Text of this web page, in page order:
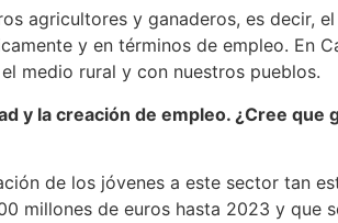
agricultores y ganaderos, es decir,
y en términos de empleo. En
medio rural y con nuestros pueblos.
y la creación de empleo. ¿Cree
de los jóvenes a este sector tan
millones de euros hasta 2023 y que